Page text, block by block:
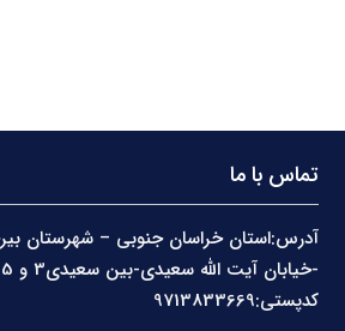
تماس با ما
آدرس:استان خراسان جنوبی – شهرستان
کدپستی:9713833669